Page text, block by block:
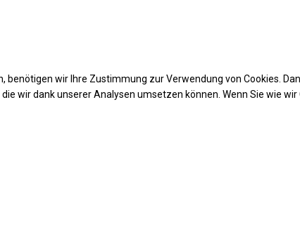
Laden Sie das PDF -
wir Ihre Zustimmung zur Verwendung von Cookies.
wir dank unserer Analysen umsetzen können. Wenn Sie wie